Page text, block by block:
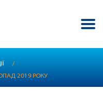
/
2019 РОКУ